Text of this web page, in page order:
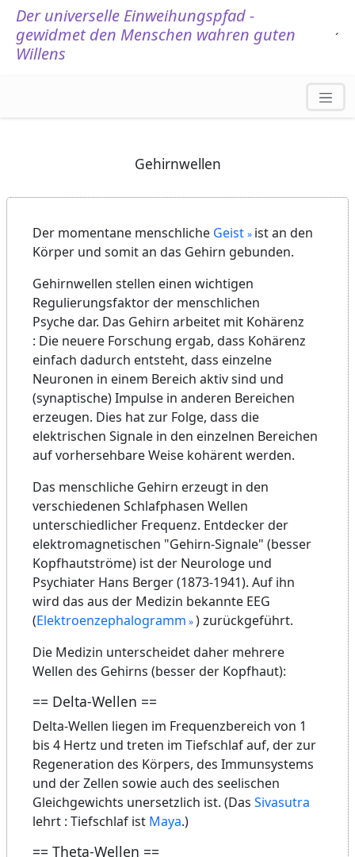
Der universelle Einweihungspfad -
gewidmet den Menschen wahren guten
Willens
´
Gehirnwellen
Der momentane menschliche Geist
ist an den
Körper und somit an das Gehirn gebunden.
Gehirnwellen stellen einen wichtigen
Regulierungsfaktor der menschlichen
Psyche dar. Das Gehirn arbeitet mit Kohärenz
: Die neuere Forschung ergab, dass Kohärenz
einfach dadurch entsteht, dass einzelne
Neuronen in einem Bereich aktiv sind und
(synaptische) Impulse in anderen Bereichen
erzeugen. Dies hat zur Folge, dass die
elektrischen Signale in den einzelnen Bereichen
auf vorhersehbare Weise kohärent werden.
Das menschliche Gehirn erzeugt in den
verschiedenen Schlafphasen Wellen
unterschiedlicher Frequenz. Entdecker der
elektromagnetischen "Gehirn-Signale" (besser
Kopfhautströme) ist der Neurologe und
Psychiater Hans Berger (1873-1941). Auf ihn
wird das aus der Medizin bekannte EEG
(Elektroenzephalogramm ) zurückgeführt.
Die Medizin unterscheidet daher mehrere
Wellen des Gehirns (besser der Kopfhaut):
== Delta-Wellen ==
Delta-Wellen liegen im Frequenzbereich von 1
bis 4 Hertz und treten im Tiefschlaf auf, der zur
Regeneration des Körpers, des Immunsystems
und der Zellen sowie auch des seelischen
Gleichgewichts unersetzlich ist. (Das Sivasutra
lehrt : Tiefschlaf ist Maya.)
== Theta-Wellen ==